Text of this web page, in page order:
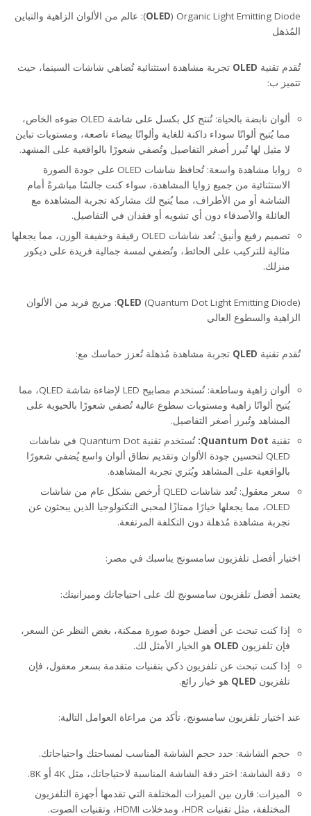
التلفزيونات الذكية: تلفزيون OLED مقابل تلفزيون QLED، تلفزيون سامسونج الافضل في
OLED) Organic Light Emitting Diode): عالم من الألوان الزاهية والتباين
المُذهل
تُقدم تقنية OLED تجربة مشاهدة استثنائية تُضاهي شاشات السينما، حيث
تتميز ب:
ألوان نابضة بالحياة: تُنتج كل بكسل على شاشة OLED ضوءه الخاص،
مما يُتيح ألوانًا سوداء داكنة للغاية وألوانًا بيضاء ناصعة، ومستويات تباين
لا مثيل لها تُبرز أصغر التفاصيل وتُضفي شعورًا بالواقعية على المشهد.
زوايا مشاهدة واسعة: تُحافظ شاشات OLED على جودة الصورة
الاستثنائية من جميع زوايا المشاهدة، سواء كنت جالسًا مباشرةً أمام
الشاشة أو من الأطراف، مما يُتيح لك مشاركة تجربة المشاهدة مع
العائلة والأصدقاء دون أي تشويه أو فقدان في التفاصيل.
تصميم رفيع وأنيق: تُعد شاشات OLED رقيقة وخفيفة الوزن، مما يجعلها
مثالية للتركيب على الحائط، وتُضفي لمسة جمالية فريدة على ديكور
منزلك.
QLED(Quantum Dot Light Emitting Diode): مزيج فريد من الألوان
الزاهية والسطوع العالي
تُقدم تقنية QLED تجربة مشاهدة مُذهلة تُعزز حماسك مع:
ألوان زاهية وساطعة: تُستخدم مصابيح LED لإضاءة شاشة QLED، مما
يُتيح ألوانًا زاهية ومستويات سطوع عالية تُضفي شعورًا بالحيوية على
المشاهد وتُبرز أصغر التفاصيل.
تقنية Quantum Dot:
تُستخدم تقنية Quantum Dot في شاشات
QLED لتحسين جودة الألوان وتقديم نطاق ألوان واسع يُضفي شعورًا
بالواقعية على المشاهد ويُثري تجربة المشاهدة.
سعر معقول: تُعد شاشات QLED أرخص بشكل عام من شاشات
OLED، مما يجعلها خيارًا ممتازًا لمحبي التكنولوجيا الذين يبحثون عن
تجربة مشاهدة مُذهلة دون التكلفة المرتفعة.
اختيار أفضل تلفزيون سامسونج يناسبك في مصر:
يعتمد أفضل تلفزيون سامسونج لك على احتياجاتك وميزانيتك:
إذا كنت تبحث عن أفضل جودة صورة ممكنة، بغض النظر عن السعر،
فإن تلفزيون OLED هو الخيار الأمثل لك.
إذا كنت تبحث عن تلفزيون ذكي بتقنيات متقدمة بسعر معقول، فإن
تلفزيون QLED هو خيار رائع.
عند اختيار تلفزيون سامسونج، تأكد من مراعاة العوامل التالية:
حجم الشاشة: حدد حجم الشاشة المناسب لمساحتك واحتياجاتك.
دقة الشاشة: اختر دقة الشاشة المناسبة لاحتياجاتك، مثل 4K أو 8K.
الميزات: قارن بين الميزات المختلفة التي تقدمها أجهزة التلفزيون
المختلفة، مثل تقنيات HDR، ومدخلات HDMI، وتقنيات الصوت.